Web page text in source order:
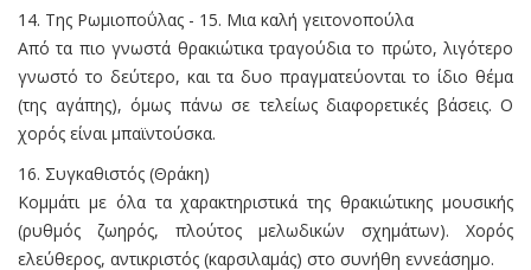
14. Της Ρωμιοποΰλας - 15. Μια καλή γειτονοπούλα
Από τα πιο γνωστά θρακιώτικα τραγούδια το πρώτο, λιγότερο
γνωστό το δεύτερο, και τα δυο πραγματεύονται το ίδιο θέμα
(της αγάπης), όμως πάνω σε τελείως διαφορετικές βάσεις. Ο
χορός είναι μπαϊντούσκα.
16. Συγκαθιστός (Θράκη)
Κομμάτι με όλα τα χαρακτηριστικά της θρακιώτικης μουσικής
(ρυθμός ζωηρός, πλούτος μελωδικών σχημάτων). Χορός
ελεύθερος, αντικριστός (καρσιλαμάς) στο συνήθη εννεάσημο.